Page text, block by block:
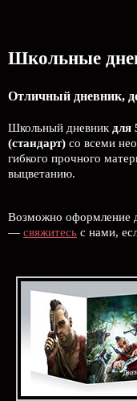
Школьные
Отличный дневник,
Школьный дневник для
(стандарт) со всеми
гибкого прочного
выцветанию.
Возможно оформление
— свяжитесь с нами,